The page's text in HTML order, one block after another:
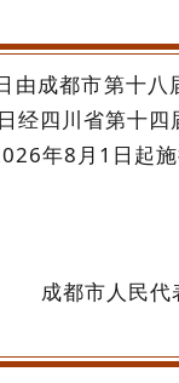
成都市第十八
经四川省第十四
年8月1日起施
成都市人民